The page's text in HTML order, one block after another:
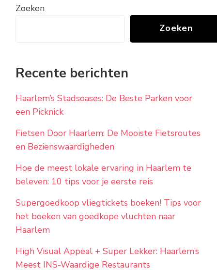
Zoeken
Zoeken
Recente berichten
Haarlem’s Stadsoases: De Beste Parken voor
een Picknick
Fietsen Door Haarlem: De Mooiste Fietsroutes
en Bezienswaardigheden
Hoe de meest lokale ervaring in Haarlem te
beleven: 10 tips voor je eerste reis
Supergoedkoop vliegtickets boeken! Tips voor
het boeken van goedkope vluchten naar
Haarlem
High Visual Appeal + Super Lekker: Haarlem’s
Meest INS-Waardige Restaurants